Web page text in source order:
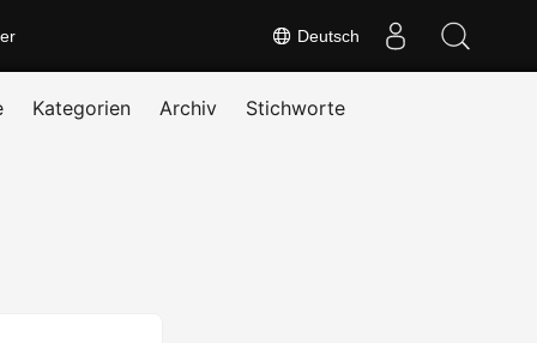
Deutsch
Kategorien Archiv Stichworte